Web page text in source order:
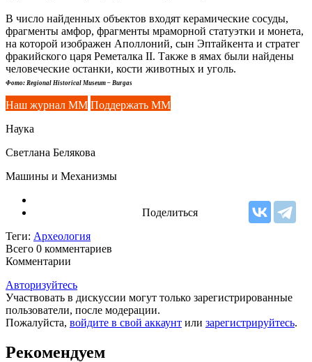
В число найденных объектов входят керамические сосуды,
фрагменты амфор, фрагменты мраморной статуэтки и монета,
на которой изображен Аполлоний, сын Эптайкента и стратег
фракийского царя Реметалка II. Также в ямах были найдены
человеческие останки, кости животных и уголь.
Фото: Regional Historical Museum – Burgas
Наш журнал ММ Поддержать ММ
Наука
Светлана Белякова
Машины и Механизмы
Поделиться
Теги: Археология
Всего 0 комментариев
Комментарии
Авторизуйтесь
Участвовать в дискуссии могут только зарегистрированные
пользователи, после модерации.
Пожалуйста, войдите в свой аккаунт или зарегистрируйтесь.
Рекомендуем